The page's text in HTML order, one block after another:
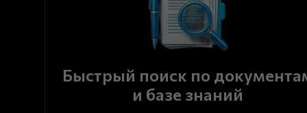
Быстрый поиск по
и базе знаний